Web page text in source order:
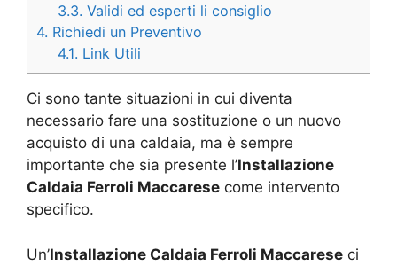
3.3. Validi ed esperti li consiglio
4. Richiedi un Preventivo
4.1. Link Utili
Ci sono tante situazioni in cui diventa
necessario fare una sostituzione o un nuovo
acquisto di una caldaia, ma è sempre
importante che sia presente l’Installazione
Caldaia Ferroli Maccarese come intervento
specifico.
Un’Installazione Caldaia Ferroli Maccarese ci